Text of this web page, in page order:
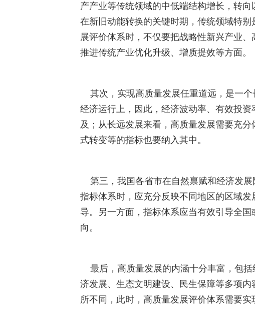
产产业等传统领域的中低端结构增长，转
在新旧动能转换的关键时期，传统领域特
展评价体系时，不仅要把战略性新兴产业
推进传统产业优化升级、增质提效等方面。
其次，实现高质量发展任重道远，是一个
经济运行上，因此，经济波动率、有效投
及；从长远发展来看，高质量发展需要充
式转变等的指标也要纳入其中。
第三，我国各省市在自然禀赋和经济发展
指标体系时，应充分反映不同地区的区域
导。另一方面，指标体系应当有效引导全
向。
最后，高质量发展的内涵十分丰富，包括
济发展、生态文明建设、民生保障等多项
所不同，此时，高质量发展评价体系需要